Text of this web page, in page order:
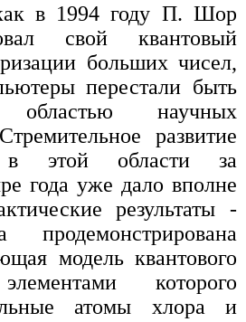
в 1994 году П. Шор
свой квантовый
больших чисел,
перестали быть
областью научных
развитие
в этой области за
года уже дало вполне
результаты -
модель квантового
которого
атомы хлора и